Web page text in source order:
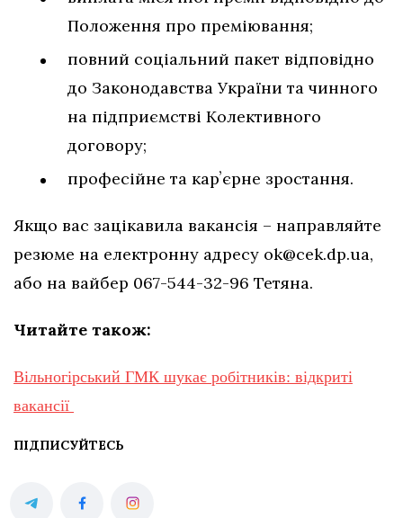
Положення про преміювання;
повний соціальний пакет відповідно
до Законодавства України та чинного
на підприємстві Колективного
договору;
професійне та карʼєрне зростання.
Якщо вас зацікавила вакансія – направляйте
резюме на електронну адресу ok@cek.dp.ua,
або на вайбер 067-544-32-96 Тетяна.
Читайте також:
Вільногірський ГМК шукає робітників: відкриті
вакансії
ПІДПИСУЙТЕСЬ